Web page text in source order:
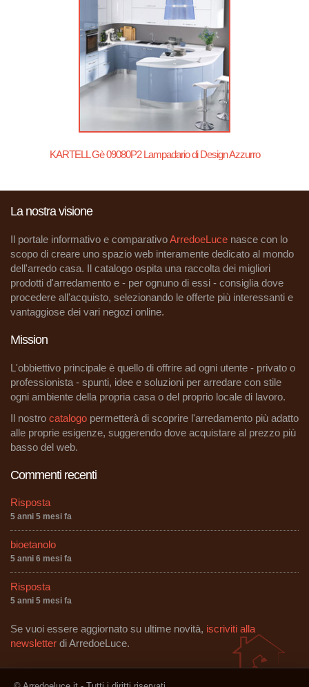
KARTELL Gè 09080P2 Lampadario di Design Azzurro
La nostra visione
Il portale informativo e comparativoArredoeLuce nasce con lo
scopo di creare uno spazio web interamente dedicato al mondo
dell'arredo casa. Il catalogo ospita una raccolta dei migliori
prodotti d'arredamento e - per ognuno di essi - consiglia dove
procedere all'acquisto, selezionando le offerte più interessanti e
vantaggiose dei vari negozi online.
Mission
L'obbiettivo principale è quello di offrire ad ogni utente - privato o
professionista - spunti, idee e soluzioni per arredare con stile
ogni ambiente della propria casa o del proprio locale di lavoro.
Il nostro catalogo permetterà di scoprire l'arredamento più adatto
alle proprie esigenze, suggerendo dove acquistare al prezzo più
basso del web.
Commenti recenti
Risposta
5 anni 5 mesi fa
bioetanolo
5 anni 6 mesi fa
Risposta
5 anni 5 mesi fa
Se vuoi essere aggiornato su ultime novità, iscriviti alla
newsletter di ArredoeLuce.